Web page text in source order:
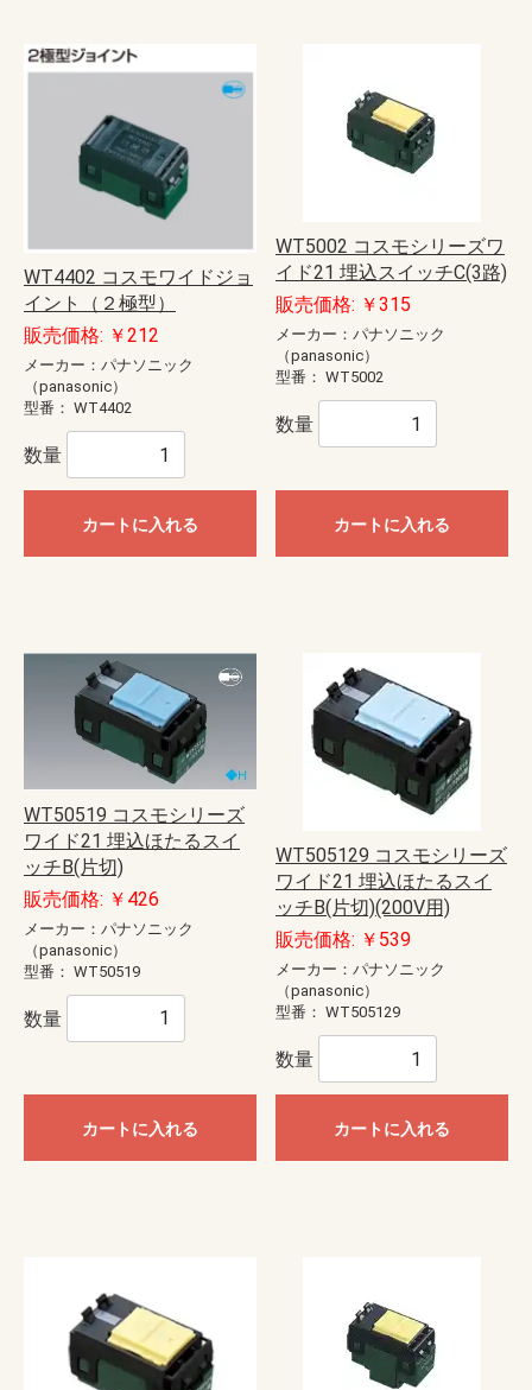
WT4402 コスモワイドジョ
イント（２極型）
販売価格: ￥212
メーカー：パナソニック
（panasonic）
型番： WT4402
数量
カートに入れる
WT5002 コスモシリーズワ
イド21 埋込スイッチC(3路)
販売価格: ￥315
メーカー：パナソニック
（panasonic）
型番： WT5002
数量
カートに入れる
WT50519 コスモシリーズ
ワイド21 埋込ほたるスイ
ッチB(片切)
販売価格: ￥426
メーカー：パナソニック
（panasonic）
型番： WT50519
数量
カートに入れる
WT505129 コスモシリーズ
ワイド21 埋込ほたるスイ
ッチB(片切)(200V用)
販売価格: ￥539
メーカー：パナソニック
（panasonic）
型番： WT505129
数量
カートに入れる